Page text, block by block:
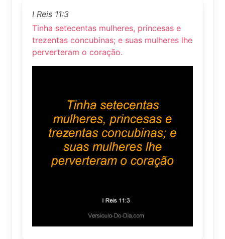
I Reis 11:3
Tinha setecentas mulheres, princesas e
trezentas concubinas; e suas mulheres lhe
perverteram o coração.